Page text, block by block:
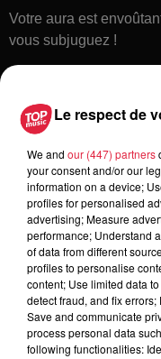
Votre aura est
vous subjuguez !
Toute l'actu
16h00
À
Le respect de
We and our (447) partners
your consent and/or our
information on a device;
profiles for personalised
advertising; Measure
performance; Understand
of data from different
profiles to personalise
content; Use limited data
detect fraud, and fix
Save and communicate
process personal data
following functionalities: